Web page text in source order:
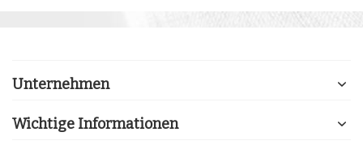
Unternehmen
Wichtige Informationen